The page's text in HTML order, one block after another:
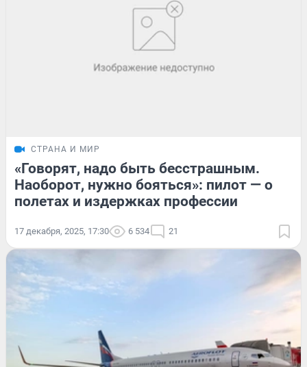
СТРАНА И МИР
«Говорят, надо быть бесстрашным.
Наоборот, нужно бояться»: пилот — о
полетах и издержках профессии
17 декабря, 2025, 17:30 6 534 21